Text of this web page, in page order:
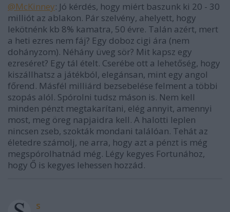
@McKinney: Jó kérdés, hogy miért baszunk ki 20 - 30
milliót az ablakon. Pár szelvény, ahelyett, hogy
lekötnénk kb 8% kamatra, 50 évre. Talán azért, mert
a heti ezres nem fáj? Egy doboz cigi ára (nem
dohányzom). Néhány üveg sör? Mit kapsz egy
ezreséret? Egy tál ételt. Cserébe ott a lehetőség, hogy
kiszállhatsz a játékból, elegánsan, mint egy angol
főrend. Másfél milliárd bezsebelése felment a többi
szopás alól. Spórolni tudsz máson is. Nem kell
minden pénzt megtakarítani, elég annyit, amennyi
most, meg öreg napjaidra kell. A halotti leplen
nincsen zseb, szokták mondani találóan. Tehát az
életedre számolj, ne arra, hogy azt a pénzt is még
megspórolhatnád még. Légy kegyes Fortunához,
hogy Ő is kegyes lehessen hozzád.
s